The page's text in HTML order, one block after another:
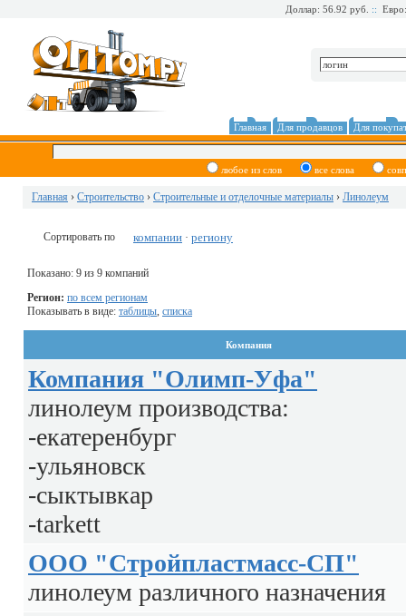
Доллар: 56.92 руб. ::
Главная Для продавцов Для
любое из слов все слова
Главная › Строительство › Строительные и отделочные материалы › Линолеум
Сортировать по компании · региону
Показано: 9 из 9 компаний
Регион: по всем регионам
Показывать в виде: таблицы, списка
Компания
Компания "Олимп-Уфа"
линолеум производства:
-екатеренбург
-ульяновск
-сыктывкар
-tarkett
ООО "Стройпластмасс-СП"
линолеум различного назначения